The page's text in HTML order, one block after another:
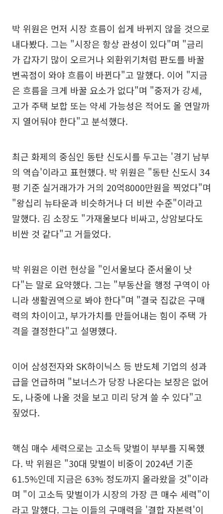
박 위원은 먼저 시장 흐름이 쉽게 바뀌지 않을 것으로
내다봤다. 그는 "시장은 항상 관성이 있다"며 "금리
가 갑자기 많이 오르거나 외환위기처럼 판도를 바꿀
변곡점이 와야 흐름이 바뀐다"고 말했다. 이어 "지금
은 흐름을 크게 바꿀 요소가 없다"며 "중저가 강세,
고가 주택 보합 또는 약세 가능성은 적어도 올 연말까
지 열어둬야 한다"고 분석했다.
최근 화제의 중심인 동탄 신도시를 두고는 '경기 남부
의 역습'이라고 표현했다. 박 위원은 "동탄 신도시 34
평 기준 실거래가가 거의 20억8000만원을 찍었다"며
"왕십리 뉴타운과 비슷하거나 더 비싼 수준"이라고
말했다. 김 소장도 "가재울보다 비싸고, 상암보다도
비싼 것 같다"고 거들었다.
박 위원은 이런 현상을 "인서울보다 준서울이 낫
다"는 말로 요약했다. 그는 "부동산을 행정 구역이 아
니라 생활권역으로 봐야 한다"며 "결국 집값은 구매
력의 차이이고, 부가가치를 만들어내는 힘이 주택 가
격을 결정한다"고 설명했다.
이어 삼성전자와 SK하이닉스 등 반도체 기업의 성과
급을 언급하며 "보너스가 당장 나온다는 보장은 없어
도, 나중에 나올 것을 보고 미리 당겨 쓸 수 있다"고
짚었다.
핵심 매수 세력으로는 고소득 맞벌이 부부를 지목했
다. 박 위원은 "30대 맞벌이 비중이 2024년 기준
61.5%인데 지금은 63% 정도까지 올라왔을 것"이라
며 "이 고소득 맞벌이가 시장의 가장 큰 매수 세력"이
라고 말했다. 그는 이들의 구매력을 '결합 자본력'이